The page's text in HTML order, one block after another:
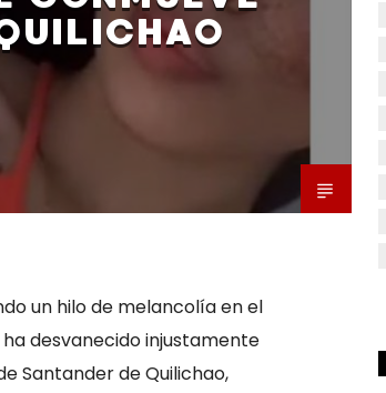
un hilo de melancolía en el
desvanecido injustamente
Santander de Quilichao,